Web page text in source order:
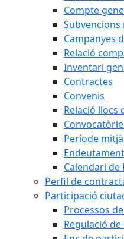
Compte
Campanyes
Relació
Inventari
Contractes
Convenis
Relació llocs
Període
Calendari de
Perfil de
Participació
Processos
Regulació